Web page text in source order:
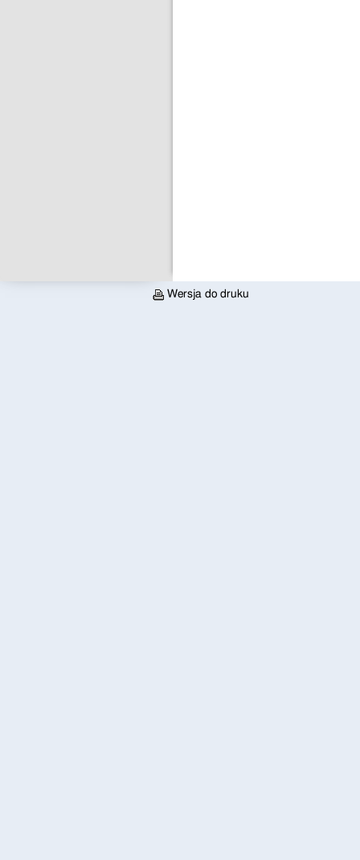
Wersja do druku